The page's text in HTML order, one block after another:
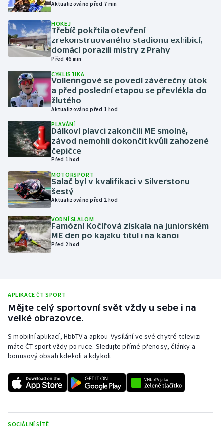
Gymnastika
Házená
Jezdectví
Judo
Krasobruslení
Lezení
Lyže a snowboard
Moderní pětiboj
Motorsport
Olympijské hry
Parasport
Plážový volejbal
Ragby
Rychlobruslení
Short track
Sportovní střelba
Aktualizováno před 7 min
HOKEJ
Třebíč pokřtila otevření
zrekonstruovaného stadionu exhibicí,
domácí porazili mistry z Prahy
Před 46 min
CYKLISTIKA
Volleringové se povedl závěrečný útok
a před poslední etapou se převlékla do
žlutého
Aktualizováno před 1 hod
PLAVÁNÍ
Dálkoví plavci zakončili ME smolně,
závod nemohli dokončit kvůli zahozené
čepičce
Před 1 hod
MOTORSPORT
Salač byl v kvalifikaci v Silverstonu
šestý
Aktualizováno před 2 hod
VODNÍ SLALOM
Famózní Kočířová získala na juniorském
ME den po kajaku titul i na kanoi
Před 2 hod
APLIKACE ČT SPORT
Mějte celý sportovní svět vždy u sebe i na
velké obrazovce.
S mobilní aplikací, HbbTV a apkou iVysílání ve své chytré televizi
máte ČT sport vždy po ruce. Sledujte přímé přenosy, články a
bonusový obsah kdekoli a kdykoli.
SOCIÁLNÍ SÍTĚ